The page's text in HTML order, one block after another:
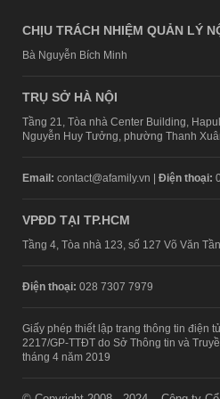
CHỊU TRÁCH NHIỆM QUẢN LÝ
Bà Nguyễn Bích Minh
TRỤ SỞ HÀ NỘI
Tầng 21, Tòa nhà Center Building,
Nguyễn Huy Tưởng, phường Thanh
Email: contact@afamily.vn | Điện thoại:
VPĐD TẠI TP.HCM
Tầng 4, Tòa nhà 123, số 127 Võ Văn
Điện thoại: 028 7307 7979
Giấy phép thiết lập trang thông tin điện
2217/GP-TTĐT do Sở Thông tin và
tháng 4 năm 2019